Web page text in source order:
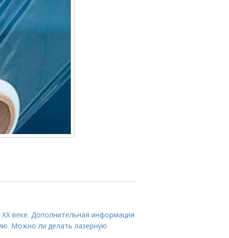
веке. Дополнительная информация
Можно ли делать лазерную